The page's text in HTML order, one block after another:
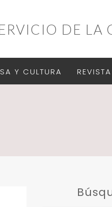
DE LA
Y CULTURA REVISTA